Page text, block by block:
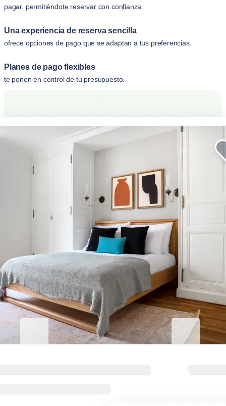
pagar, permitiéndote reservar con confianza.
Una experiencia de reserva sencilla
ofrece opciones de pago que se adaptan a tus preferencias.
Planes de pago flexibles
te ponen en control de tu presupuesto.
Eleva tu estadía en La Trinidad